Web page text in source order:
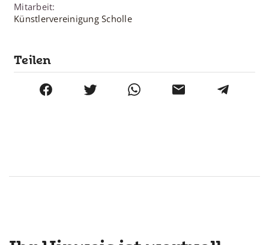
Mitarbeit:
Künstlervereinigung Scholle
Teilen